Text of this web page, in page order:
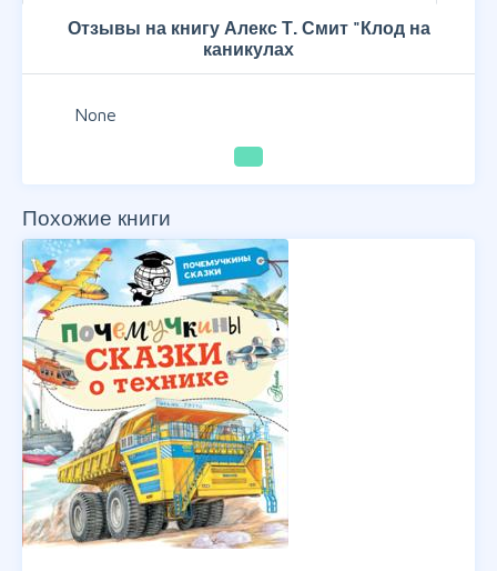
Отзывы на книгу Алекс Т. Смит "Клод на
каникулах
None
Похожие книги